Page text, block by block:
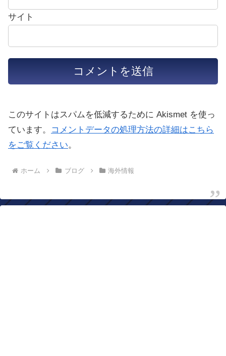
サイト
このサイトはスパムを低減するために Akismet を使っ
ています。
コメントデータの処理方法の詳細はこちら
をご覧ください。
ホーム ブログ 海外情報